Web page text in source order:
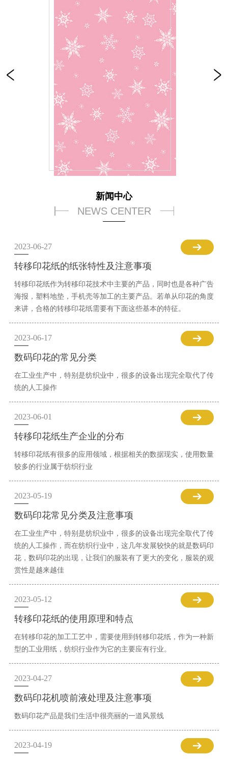
新闻中心
NEWS CENTER
2023-06-27
转移印花纸的纸张特性及注意事项
转移印花纸作为转移印花技术中主要的产品，同时也是各种广告
海报，塑料地垫，手机壳等加工的主要产品。若单从印花的角度
来讲，合格的转移印花纸需要有下面这些基本的特征。
2023-06-17
数码印花的常见分类
在工业生产中，特别是纺织业中，很多的设备出现完全取代了传
统的人工操作
2023-06-01
转移印花纸生产企业的分布
转移印花纸有很多的应用领域，根据相关的数据现实，使用数量
较多的行业属于纺织行业
2023-05-19
数码印花常见分类及注意事项
在工业生产中，特别是纺织业中，很多的设备出现完全取代了传
统的人工操作，而在纺织行业中，这几年发展较快的就是数码印
花，数码印花的出现，让我们的服装有了更大的变化，服装的观
赏性是越来越佳
2023-05-12
转移印花纸的使用原理和特点
在转移印花的加工工艺中，需要使用到转移印花纸，作为一种新
型的工业用纸，纺织行业作为它的主要应有行业。
2023-04-27
数码印花机喷前液处理及注意事项
数码印花产品是我们生活中很亮丽的一道风景线
2023-04-19